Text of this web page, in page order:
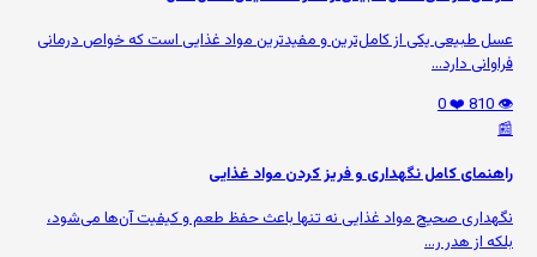
عسل طبیعی یکی از کامل‌ترین و مفیدترین مواد غذایی است که خواص درمانی
فراوانی دارد...
👁️ 810
❤️ 0
📰
راهنمای کامل نگهداری و فریز کردن مواد غذایی
نگهداری صحیح مواد غذایی نه تنها باعث حفظ طعم و کیفیت آن‌ها می‌شود،
بلکه از هدر ر...